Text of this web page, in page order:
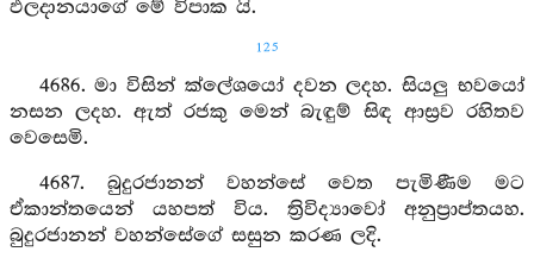
ඵලදානයාගේ මේ විපාක යි.
125
4686. මා විසින් ක්ලේශයෝ දවන ලදහ. සියලු භවයෝ
නසන ලදහ. ඇත් රජකු මෙන් බැඳුම් සිඳ ආස්‍රව රහිතව
වෙසෙමි.
4687. බුදුරජානන් වහන්සේ වෙත පැමිණීම මට
ඒකාන්තයෙන් යහපත් විය. ත්‍රිවිද්‍යාවෝ අනුප්‍රාප්තයහ.
බුදුරජානන් වහන්සේගේ සසුන කරණ ලදි.